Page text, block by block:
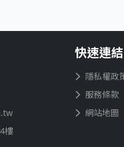
樓
快速連結
隱私權政
服務條款
網站地圖